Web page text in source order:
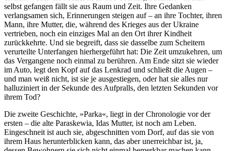
selbst gefangen fällt sie aus Raum und Zeit. Ihre Gedanken
verlangsamen sich, Erinnerungen steigen auf – an ihre Tochter, ihren
Mann, ihre Mutter, die, während des Krieges aus der Ukraine
vertrieben, noch ein einziges Mal an den Ort ihrer Kindheit
zurückkehrte. Und sie begreift, dass sie dasselbe zum Scheitern
verurteilte Unterfangen hierhergeführt hat: Die Zeit umzukehren, um
das Vergangene noch einmal zu berühren. Am Ende sitzt sie wieder
im Auto, legt den Kopf auf das Lenkrad und schließt die Augen –
und man weiß nicht, ist sie je ausgestiegen, oder hat sie alles nur
halluziniert in der Sekunde des Aufpralls, den letzten Sekunden vor
ihrem Tod?
Die zweite Geschichte, »Parka«, liegt in der Chronologie vor der
ersten – die alte Paraskewia, Idas Mutter, ist noch am Leben.
Eingeschneit ist auch sie, abgeschnitten vom Dorf, auf das sie von
ihrem Haus herunterblicken kann, das aber unerreichbar ist, ja,